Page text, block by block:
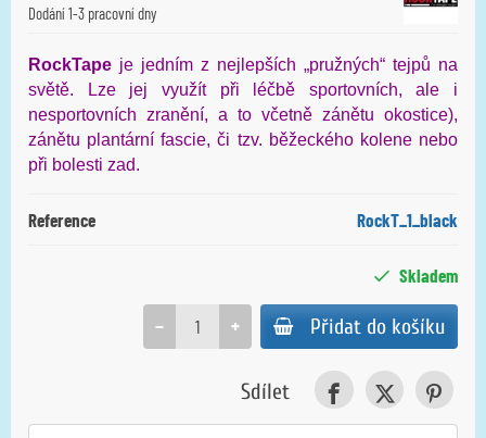
Dodání 1-3 pracovní dny
RockTape je jedním z nejlepších „pružných“ tejpů na
světě. Lze jej využít při léčbě sportovních, ale i
nesportovních zranění, a to včetně zánětu okostice),
zánětu plantární fascie, či tzv. běžeckého kolene nebo
při bolesti zad.
Reference RockT_1_black
Skladem
+
− Přidat do košíku
Sdílet